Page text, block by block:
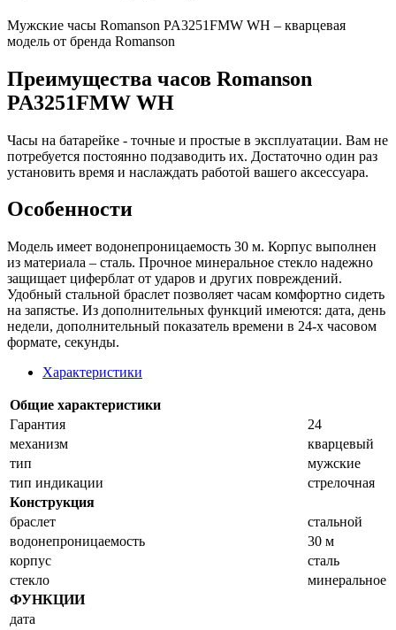
Мужские часы Romanson PA3251FMW WH – кварцевая
модель от бренда Romanson
Преимущества часов Romanson
PA3251FMW WH
Часы на батарейке - точные и простые в эксплуатации. Вам не
потребуется постоянно подзаводить их. Достаточно один раз
установить время и наслаждать работой вашего аксессуара.
Особенности
Модель имеет водонепроницаемость 30 м. Корпус выполнен
из материала – сталь. Прочное минеральное стекло надежно
защищает циферблат от ударов и других повреждений.
Удобный стальной браслет позволяет часам комфортно сидеть
на запястье. Из дополнительных функций имеются: дата, день
недели, дополнительный показатель времени в 24-х часовом
формате, секунды.
Характеристики
Общие характеристики
Гарантия
24
механизм
кварцевый
тип
мужские
тип индикации
стрелочная
Конструкция
браслет
стальной
водонепроницаемость
30 м
корпус
сталь
стекло
минеральное
ФУНКЦИИ
дата